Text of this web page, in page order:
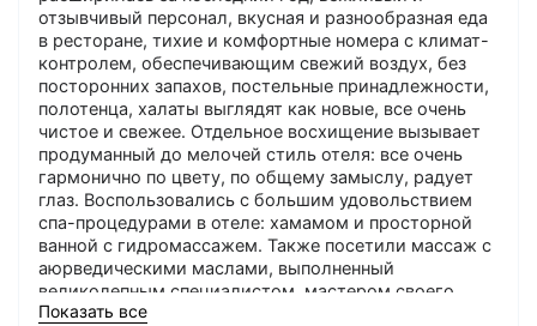
отзывчивый персонал, вкусная и разнообразная еда
в ресторане, тихие и комфортные номера с климат-
контролем, обеспечивающим свежий воздух, без
посторонних запахов, постельные принадлежности,
полотенца, халаты выглядят как новые, все очень
чистое и свежее. Отдельное восхищение вызывает
продуманный до мелочей стиль отеля: все очень
гармонично по цвету, по общему замыслу, радует
глаз. Воспользовались с большим удовольствием
спа-процедурами в отеле: хамамом и просторной
ванной с гидромассажем. Также посетили массаж с
аюрведическими маслами, выполненный
великолепным специалистом, мастером своего
дела Джамилей, которая очень тщательно и
Показать все